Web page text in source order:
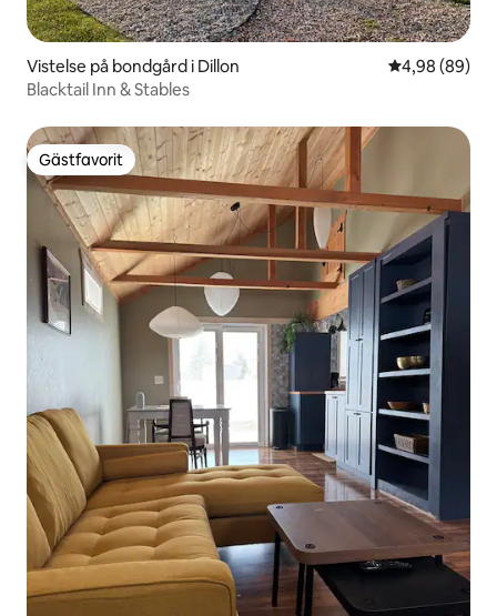
Vistelse på bondgård i Dillon 4,98 av 5 i
4,98 (89)
Blacktail Inn & Stables
Gästfavorit
Gästfavorit